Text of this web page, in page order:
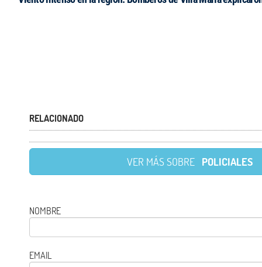
RELACIONADO
VER MÁS SOBRE POLICIALES
NOMBRE
EMAIL